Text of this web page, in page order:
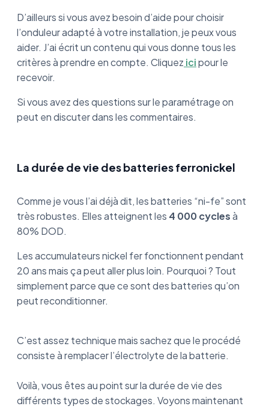
D’ailleurs si vous avez besoin d’aide pour choisir
l’onduleur adapté à votre installation, je peux vous
aider. J’ai écrit un contenu qui vous donne tous les
critères à prendre en compte. Cliquez icipour le
recevoir.
Si vous avez des questions sur le paramétrage on
peut en discuter dans les commentaires.
La durée de vie des batteries ferronickel
Comme je vous l’ai déjà dit, les batteries “ni-fe” sont
très robustes. Elles atteignent les 4 000 cyclesà
80% DOD.
Les accumulateurs nickel fer fonctionnent pendant
20 ans mais ça peut aller plus loin. Pourquoi ? Tout
simplement parce que ce sont des batteries qu’on
peut reconditionner.
C’est assez technique mais sachez que le procédé
consiste à remplacer l’électrolyte de la batterie.
Voilà, vous êtes au point sur la durée de vie des
différents types de stockages. Voyons maintenant